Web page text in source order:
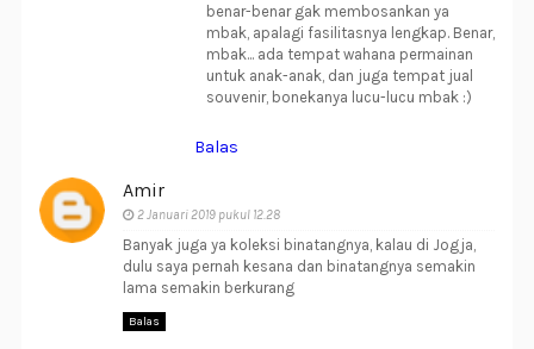
benar-benar gak membosankan ya
mbak, apalagi fasilitasnya lengkap. Benar,
mbak... ada tempat wahana permainan
untuk anak-anak, dan juga tempat jual
souvenir, bonekanya lucu-lucu mbak :)
Balas
Amir
2 Januari 2019 pukul 12.28
Banyak juga ya koleksi binatangnya, kalau di Jogja,
dulu saya pernah kesana dan binatangnya semakin
lama semakin berkurang
Balas